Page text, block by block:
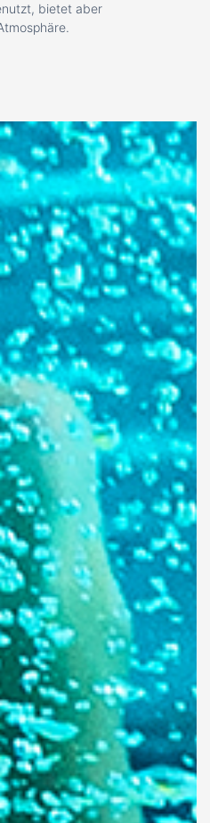
bietet aber